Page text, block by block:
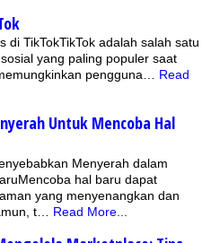
di TikTokTikTok adalah salah satu
yang paling populer saat
pengguna… Read
Untuk Mencoba Hal
Menyerah dalam
hal baru dapat
yang menyenangkan dan
t… Read More...